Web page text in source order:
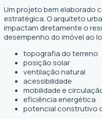
Um projeto bem elaborado
estratégica. O arquiteto
impactam diretamente o
desempenho do imóvel ao
topografia do terreno
posição solar
ventilação natural
acessibilidade
mobilidade e
eficiência energética
potencial construtivo